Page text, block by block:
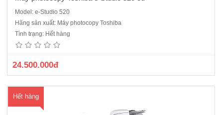
Model: e-Studio 520
Hãng sản xuất: Máy photocopy Toshiba
Tình trạng: Hết hàng
24.500.000đ
Hết hàng
Máy photo kỹ thuật sốToshiba E–Studio 555Cấu hình chuẩn: Copy , in
mạng , scan màu ( RJ45)Tốc độ sao chụp: 55 bản/phút(A4)Sao chụp
nhân bản liên tục: 999 bảnĐộ phân giải copy: 2.400 x 600 dpiRADF
(Bộ nạp & đ ảo bản gốc tự động)ADU (Bộ đảo mặt bản..